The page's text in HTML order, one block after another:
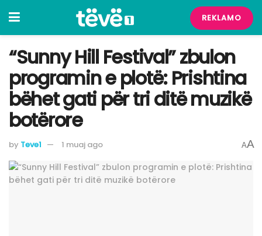
REKLAMO
“Sunny Hill Festival” zbulon
programin e plotë: Prishtina
bëhet gati për tri ditë muzikë
botërore
by Teve1 1 muaj ago AA